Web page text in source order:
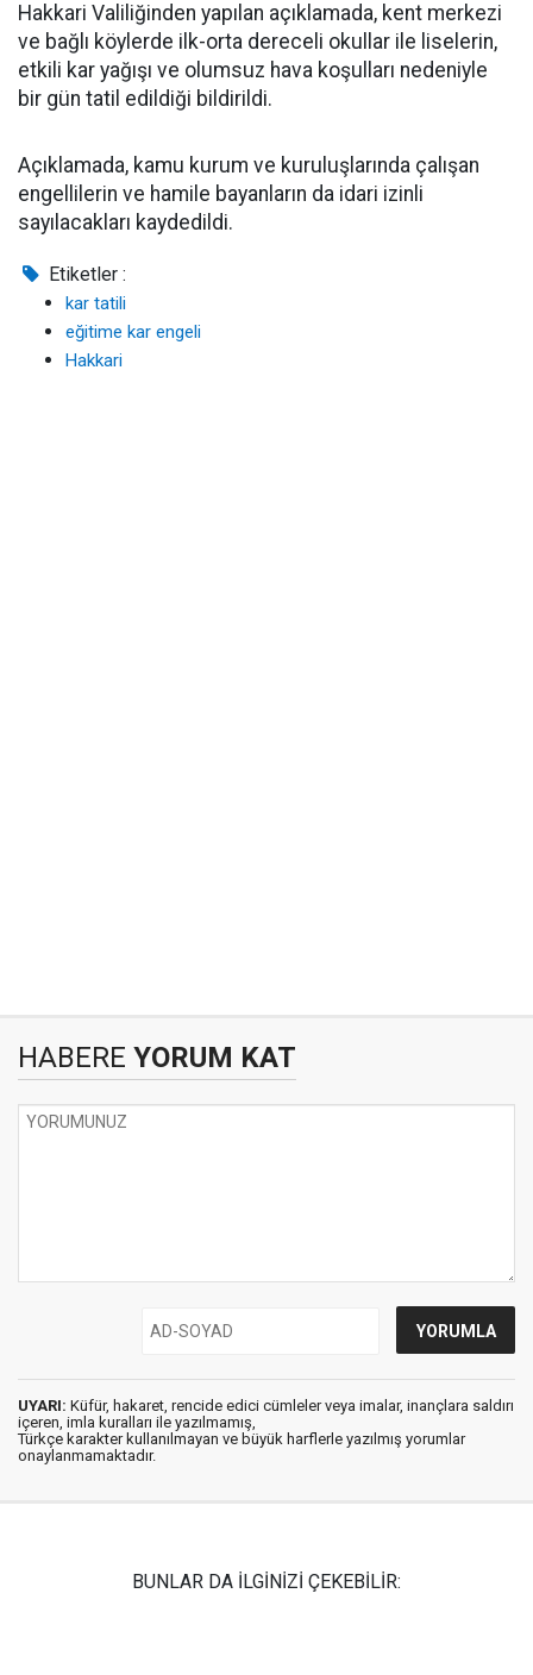
Hakkari Valiliğinden yapılan açıklamada, kent merkezi
ve bağlı köylerde ilk-orta dereceli okullar ile liselerin,
etkili kar yağışı ve olumsuz hava koşulları nedeniyle
bir gün tatil edildiği bildirildi.
Açıklamada, kamu kurum ve kuruluşlarında çalışan
engellilerin ve hamile bayanların da idari izinli
sayılacakları kaydedildi.
Etiketler :
kar tatili
eğitime kar engeli
Hakkari
HABERE YORUM KAT
UYARI: Küfür, hakaret, rencide edici cümleler veya imalar, inançlara saldırı
içeren, imla kuralları ile yazılmamış,
Türkçe karakter kullanılmayan ve büyük harflerle yazılmış yorumlar
onaylanmamaktadır.
BUNLAR DA İLGİNİZİ ÇEKEBİLİR: